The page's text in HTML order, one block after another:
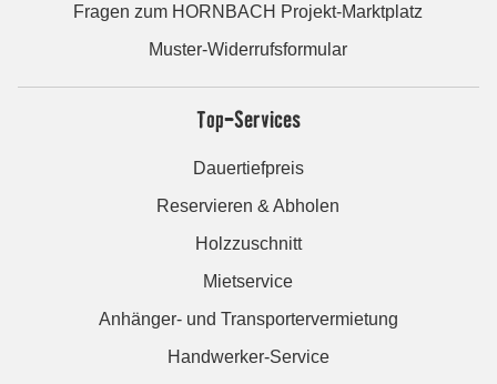
Fragen zum HORNBACH Projekt-Marktplatz
Muster-Widerrufsformular
Top-Services
Dauertiefpreis
Reservieren & Abholen
Holzzuschnitt
Mietservice
Anhänger- und Transportervermietung
Handwerker-Service